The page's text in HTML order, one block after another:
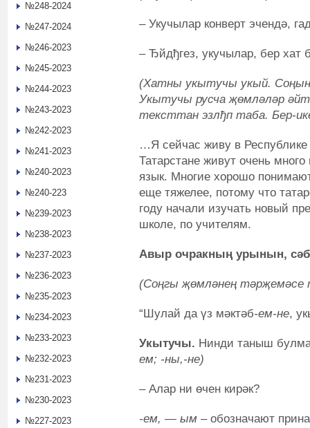
– Укучылар конверт эчендә,
– Ђйдђгез, укучылар, бер хат
(Хатны укытучы укый.
Укытучы русча җөмләләр
тексттан эзлђп таба. Бер-
…Я сейчас живу в Республике
Татарстане живут очень
язык. Многие хорошо
еще тяжелее, потому что
году начали изучать новый
школе, по учителям.
Авыр очракның урынын,
(Соңгы җөмләнең тәрҗемәсе
“Шулай да үз мәктәб-ем-не,
Укытучы. Нинди таныш
ем; -ны,-не)
– Алар ни өчен кирәк?
-ем, — ым – обозначают
№248-2024
№247-2024
№246-2023
№245-2023
№244-2023
№243-2023
№242-2023
№241-2023
№240-2023
№240-223
№239-2023
№238-2023
№237-2023
№236-2023
№235-2023
№234-2023
№233-2023
№232-2023
№231-2023
№230-2023
№227-2023